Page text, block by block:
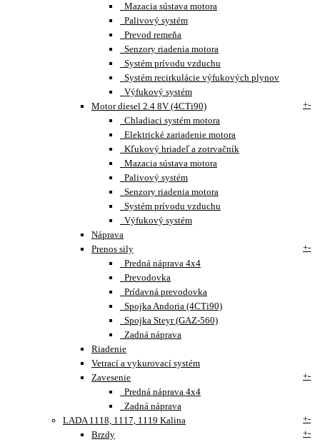
Mazacia sústava motora
Palivový systém
Prevod remeňa
Senzory riadenia motora
Systém prívodu vzduchu
Systém recirkulácie výfukových plynov
Výfukový systém
Motor diesel 2.4 8V (4CTi90)
+-
Chladiaci systém motora
Elektrické zariadenie motora
Kľukový hriadeľ a zotrvačník
Mazacia sústava motora
Palivový systém
Senzory riadenia motora
Systém prívodu vzduchu
Výfukový systém
Náprava
Prenos sily
+-
Predná náprava 4x4
Prevodovka
Prídavná prevodovka
Spojka Andoria (4CTi90)
Spojka Steyr (GAZ-560)
Zadná náprava
Riadenie
Vetrací a vykurovací systém
Zavesenie
+-
Predná náprava 4x4
Zadná náprava
LADA 1118, 1117, 1119 Kalina
+-
Brzdy
+-